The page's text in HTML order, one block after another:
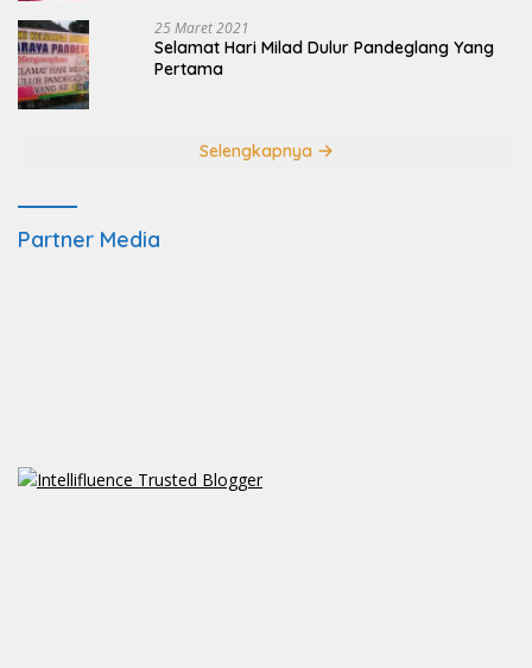
25 Maret 2021
Selamat Hari Milad Dulur Pandeglang Yang
Pertama
Selengkapnya
Partner Media